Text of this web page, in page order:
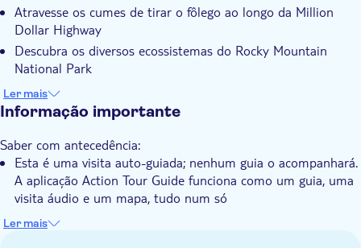
Lava Cliffs, depois termine no Alpine Visitor Center.
Finalmente, explore o Garden of the Gods, onde verá os Kissing
Camels, White Rocks, Gateway Rocks, Pulpit Rock, Three
Graces, Balanced Rock e muito mais. Este passeio mistura
história, natureza e cultura para uma experiência inesquecível
no Colorado.
- Parque Nacional Mesa Verde
- Rodovia Million Dollar
- Parque Nacional das Montanhas Rochosas
- Jardim dos Deuses
Tour com audio guia
Voucher eletrônico
Com audioguia
Atravesse os cumes de tirar o fôlego ao longo da Million
Dollar Highway
Descubra os diversos ecossistemas do Rocky Mountain
National Park
Conheça as icónicas formações rochosas do Garden of the
Gods
horário
Ler mais
Informação importante
Saber com antecedência:
Esta é uma visita auto-guiada; nenhum guia o acompanhará.
A aplicação Action Tour Guide funciona como um guia, uma
visita áudio e um mapa, tudo num só
Reserve um veículo antes de efetuar a visita. Só é necessário
Ler mais